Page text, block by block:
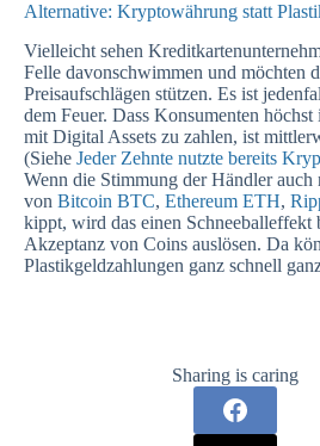
Alternative: Kryptowährung statt
Vielleicht sehen
Felle davonschwimmen und möchten
Preisaufschlägen stützen. Es ist
dem Feuer. Dass Konsumenten höchst
mit Digital Assets zu zahlen, ist
(Siehe Jeder Zehnte nutzte bereits
Wenn die Stimmung der Händler auch
von Bitcoin BTC, Ethereum ETH,
kippt, wird das einen Schneeballeffekt
Akzeptanz von Coins auslösen. Da
Plastikgeldzahlungen ganz schnell
Sharing is caring